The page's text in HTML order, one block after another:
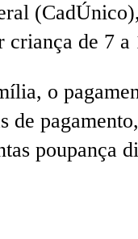
de 7
o
de
poupança